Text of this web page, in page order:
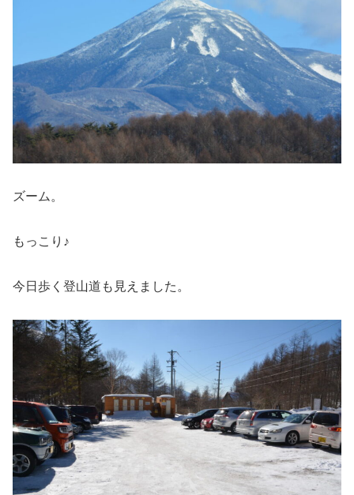
ズーム。
もっこり♪
今日歩く登山道も見えました。